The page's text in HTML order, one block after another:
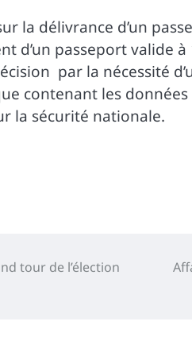
la délivrance d’un
d’un passeport valide
par la nécessité
contenant les
la sécurité nationale.
tour de l’élection